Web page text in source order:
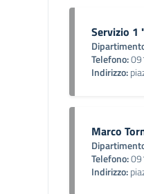
Servizio 1
Telefono:
Indirizzo:
Marco
Telefono:
Indirizzo: